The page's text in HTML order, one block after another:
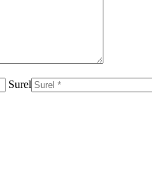
Surel